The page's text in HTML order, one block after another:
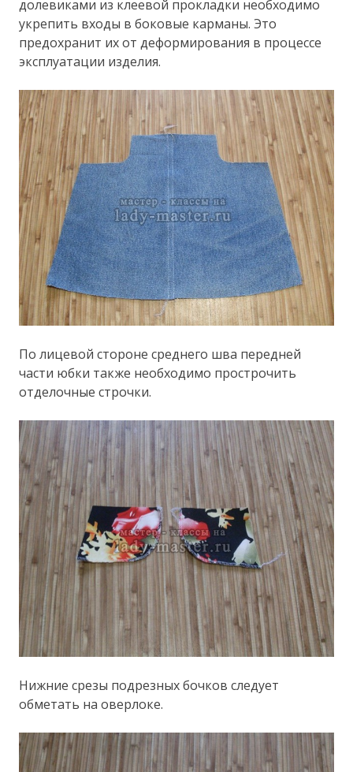
долевиками из клеевой прокладки необходимо
укрепить входы в боковые карманы. Это
предохранит их от деформирования в процессе
эксплуатации изделия.
По лицевой стороне среднего шва передней
части юбки также необходимо прострочить
отделочные строчки.
Нижние срезы подрезных бочков следует
обметать на оверлоке.